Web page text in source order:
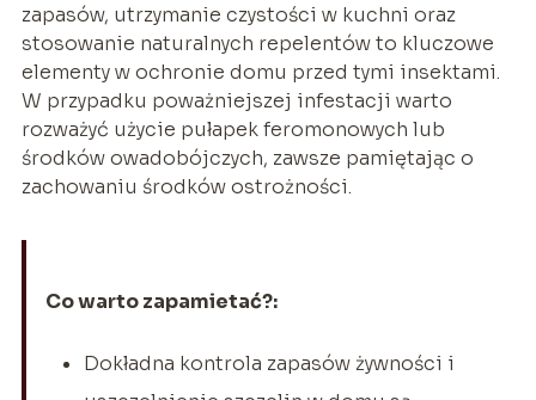
zapasów, utrzymanie czystości w kuchni oraz
stosowanie naturalnych repelentów to kluczowe
elementy w ochronie domu przed tymi insektami.
W przypadku poważniejszej infestacji warto
rozważyć użycie pułapek feromonowych lub
środków owadobójczych, zawsze pamiętając o
zachowaniu środków ostrożności.
Co warto zapamietać?:
Dokładna kontrola zapasów żywności i